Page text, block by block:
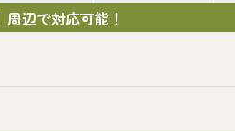
周辺で対応可能！